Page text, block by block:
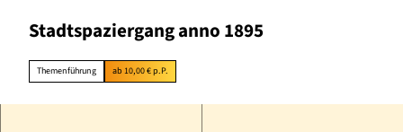
Stadtspaziergang anno 1895
Themenführung ab 10,00 € p.P.